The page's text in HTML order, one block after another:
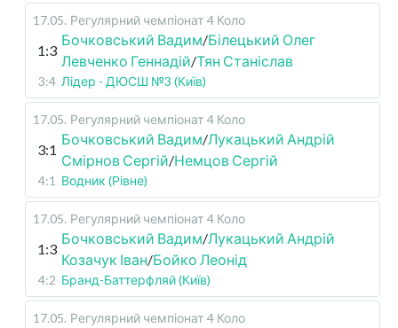
17.05. Регулярний чемпіонат 4 Коло
1:3
Бочковський Вадим/Білецький Олег
Левченко Геннадій/Тян Станіслав
3:4 Лідер - ДЮСШ №3 (Київ)
17.05. Регулярний чемпіонат 4 Коло
3:1
Бочковський Вадим/Лукацький Андрій
Смірнов Сергій/Немцов Сергій
4:1 Водник (Рівне)
17.05. Регулярний чемпіонат 4 Коло
1:3
Бочковський Вадим/Лукацький Андрій
Козачук Іван/Бойко Леонід
4:2 Бранд-Баттерфляй (Київ)
17.05. Регулярний чемпіонат 4 Коло